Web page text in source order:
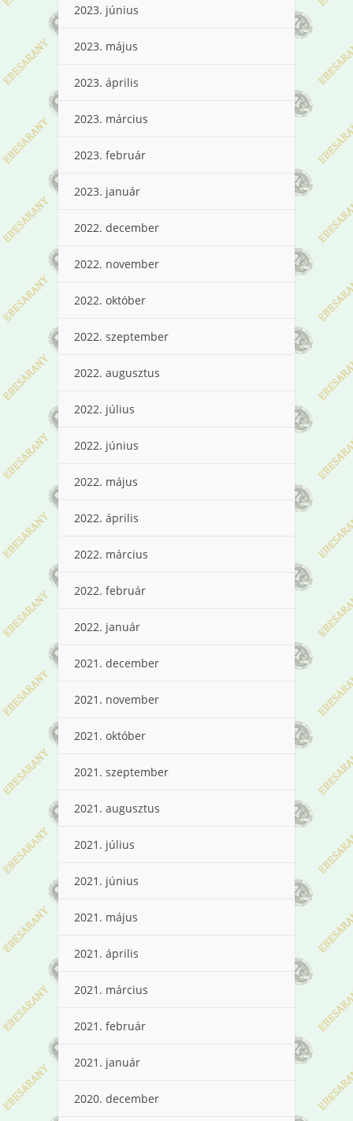
2023. június
2023. május
2023. április
2023. március
2023. február
2023. január
2022. december
2022. november
2022. október
2022. szeptember
2022. augusztus
2022. július
2022. június
2022. május
2022. április
2022. március
2022. február
2022. január
2021. december
2021. november
2021. október
2021. szeptember
2021. augusztus
2021. július
2021. június
2021. május
2021. április
2021. március
2021. február
2021. január
2020. december